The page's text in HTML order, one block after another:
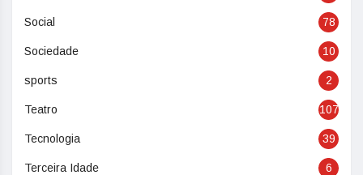
Social 78
Sociedade 10
sports 2
Teatro 107
Tecnologia 39
Terceira Idade 6